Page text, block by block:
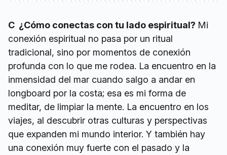
C ¿Cómo conectas con tu lado espiritual? Mi
conexión espiritual no pasa por un ritual
tradicional, sino por momentos de conexión
profunda con lo que me rodea. La encuentro en la
inmensidad del mar cuando salgo a andar en
longboard por la costa; esa es mi forma de
meditar, de limpiar la mente. La encuentro en los
viajes, al descubrir otras culturas y perspectivas
que expanden mi mundo interior. Y también hay
una conexión muy fuerte con el pasado y la